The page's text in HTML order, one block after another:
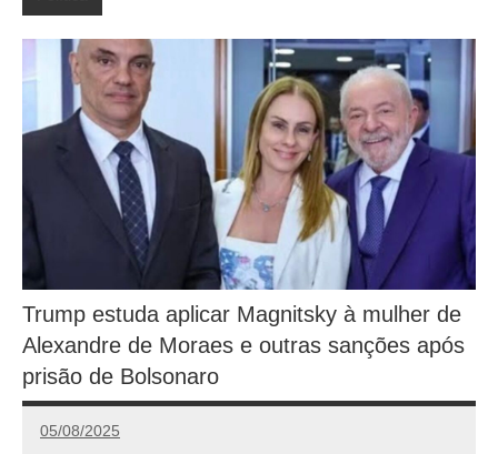
Trump estuda aplicar Magnitsky à mulher de
Alexandre de Moraes e outras sanções após
prisão de Bolsonaro
05/08/2025
Calango